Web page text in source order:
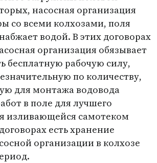
насосная организация
со всеми колхозами, поля
водой. В этих договорах
организация обязывает
бесплатную рабочую силу,
по количеству,
для монтажа водовода
в поле для лучшего
изливающейся самотеком
есть хранение
организации в колхозе